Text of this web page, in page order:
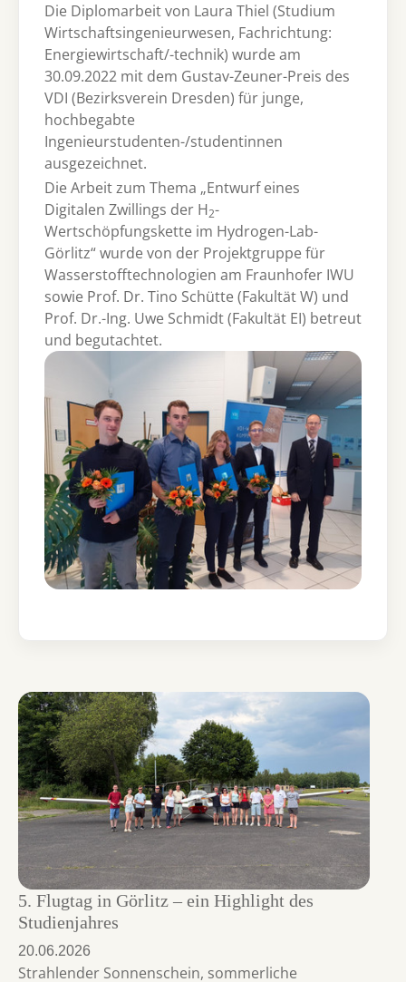
Die Diplomarbeit von Laura Thiel (Studium
Wirtschaftsingenieurwesen, Fachrichtung:
Energiewirtschaft/-technik) wurde am
30.09.2022 mit dem Gustav-Zeuner-Preis des
VDI (Bezirksverein Dresden) für junge,
hochbegabte
Ingenieurstudenten-/studentinnen
ausgezeichnet.
Die Arbeit zum Thema „Entwurf eines
Digitalen Zwillings der H2-
Wertschöpfungskette im Hydrogen-Lab-
Görlitz“ wurde von der Projektgruppe für
Wasserstofftechnologien am Fraunhofer IWU
sowie Prof. Dr. Tino Schütte (Fakultät W) und
Prof. Dr.-Ing. Uwe Schmidt (Fakultät EI) betreut
und begutachtet.
5. Flugtag in Görlitz – ein Highlight des
Studienjahres
20.06.2026
Strahlender Sonnenschein, sommerliche